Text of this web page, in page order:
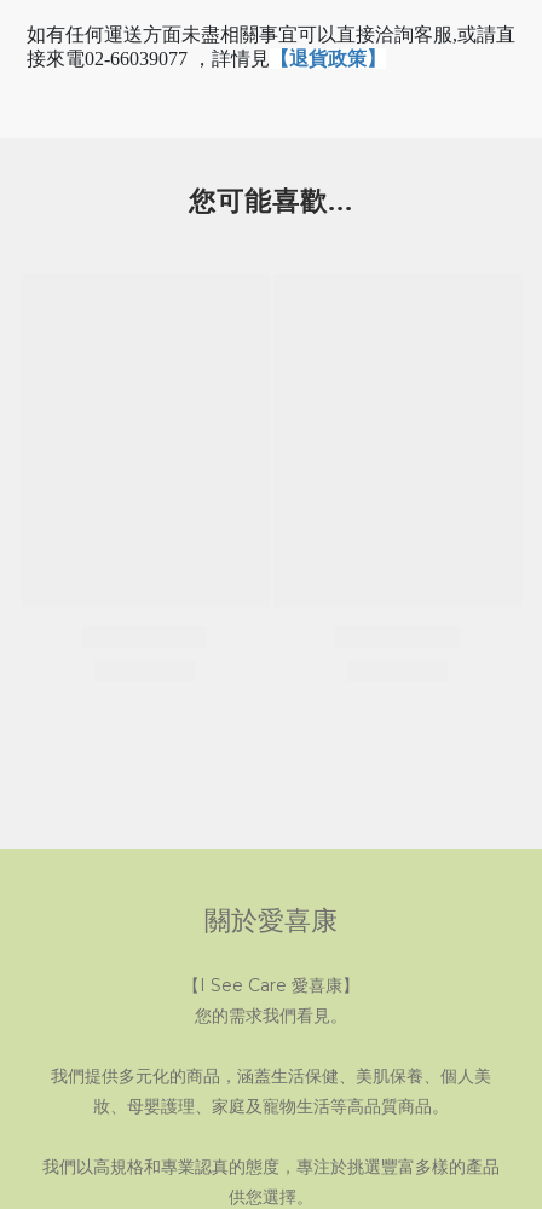
如有任何運送方面未盡相關事宜可以直接洽詢客服,或請直
接來電02-66039077 ， 詳情見 【退貨政策】
您可能喜歡...
關於愛喜康
【I See Care 愛喜康】
您的需求我們看見。
我們提供多元化的商品，涵蓋生活保健、美肌保養、個人美
妝、母嬰護理、家庭及寵物生活等高品質商品。
我們以高規格和專業認真的態度，專注於挑選豐富多樣的產品
供您選擇。